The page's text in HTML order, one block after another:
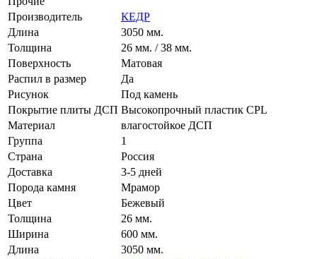
Производитель
КЕДР
Длина
3050 мм.
Толщина
26 мм. / 38 мм.
Поверхность
Матовая
Распил в размер
Да
Рисунок
Под камень
Покрытие плиты ДСП Высокопрочный пластик CPL
Материал
влагостойкое ДСП
Группа
1
Страна
Россия
Доставка
3-5 дней
Порода камня
Мрамор
Цвет
Бежевый
Толщина
26 мм.
Ширина
600 мм.
Длина
3050 мм.